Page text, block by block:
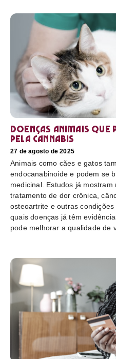
Doenças animais
pela cannabis
27 de agosto de 2025
Animais como cães e gatos
endocanabinoide e podem se
medicinal. Estudos já
tratamento de dor crônica,
osteoartrite e outras
quais doenças já têm
pode melhorar a qualidade de